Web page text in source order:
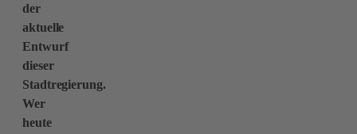
der
aktuelle
Entwurf
dieser
Stadtregierung.
Wer
heute